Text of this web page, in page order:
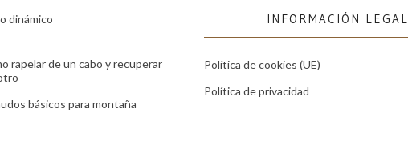
dinámico
rapelar de un cabo y recuperar
básicos para montaña
INFORMACIÓN LEGAL
Política de cookies (UE)
Política de privacidad